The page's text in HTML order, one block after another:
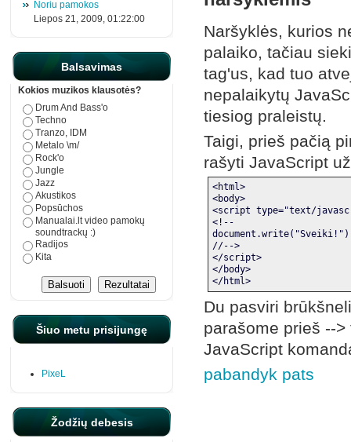
Noriu pamokos
Liepos 21, 2009, 01:22:00
Balsavimas
Kokios muzikos klausotės?
Drum And Bass'o
Techno
Tranzo, IDM
Metalo \m/
Rock'o
Jungle
Jazz
Akustikos
Popsūchos
Manualai.lt video pamokų
soundtrackų :)
Radijos
Kita
Šiuo metu prisijungę
PixeL
Žodžių debesis
Naršyklės, kurios
palaiko, tačiau
tag'us, kad tuo
nepalaikytų
tiesiog praleistų.
Taigi, prieš pačią
rašyti JavaScript
<html>
<body>
<script type="text/
<!--
//-->
</script>
</body>
</html>
Du pasviri
parašome prieš --
JavaScript
pabandyk pats